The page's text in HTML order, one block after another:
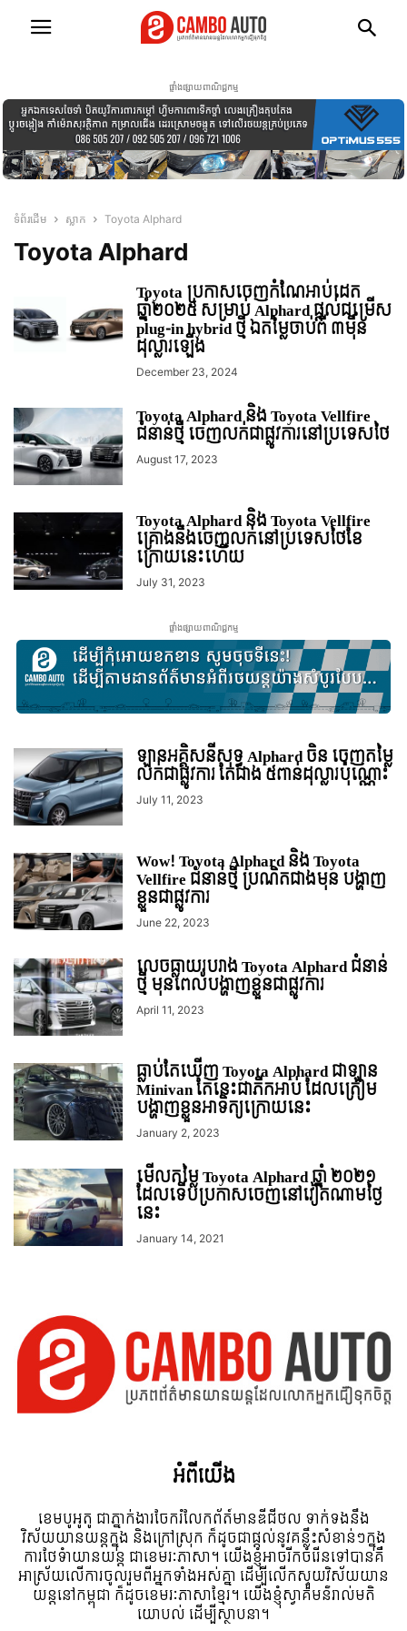
ផ្ទាំងផ្សាយពាណិជ្ជកម្ម
ទំព័រដើម ស្លាក Toyota Alphard
Toyota Alphard
Toyota ប្រកាសចេញកំណែអាប់ដេត
ឆ្នាំ២០២៥ សម្រាប់ Alphard ផ្តល់ជម្រើស
plug-in hybrid ថ្មី ឯតម្លៃចាប់ពី ៣មុឺន
ដុល្លារឡើង
December 23, 2024
Toyota Alphard និង Toyota Vellfire
ជំនាន់ថ្មី ចេញលក់ជាផ្លូវការនៅប្រទេសថៃ
August 17, 2023
Toyota Alphard និង Toyota Vellfire
គ្រោងនឹងចេញលក់នៅប្រទេសថៃខែ
ក្រោយនេះហើយ
July 31, 2023
ផ្ទាំងផ្សាយពាណិជ្ជកម្ម
ឡានអគ្គិសនីសុទ្ធ Alphard ចិន ចេញតម្លៃ
លក់ជាផ្លូវការ តែជាង ៥ពាន់ដុល្លារប៉ុណ្ណោះ
July 11, 2023
Wow! Toyota Alphard និង Toyota
Vellfire ជំនាន់ថ្មី ប្រណិតជាងមុន បង្ហាញ
ខ្លួនជាផ្លូវការ
June 22, 2023
លេចធ្លាយរូបរាង Toyota Alphard ជំនាន់
ថ្មី មុនពេលបង្ហាញខ្លួនជាផ្លូវការ
April 11, 2023
ធ្លាប់តែឃើញ Toyota Alphard ជាឡាន
Minivan តែនេះជាភីកអាប់ ដែលត្រៀម
បង្ហាញខ្លួនអាទិត្យក្រោយនេះ
January 2, 2023
មើលតម្លៃ Toyota Alphard ឆ្នាំ ២០២១
ដែលទើបប្រកាសចេញនៅវៀតណាមថ្ងៃ
នេះ
January 14, 2021
អំពី​យើង
ខេមបូអូតូ ជាភ្នាក់ងារចែករំលែកព័ត៍មានឌីជីថល ទាក់ទងនឹង
វិស័យយានយន្តក្នុង និងក្រៅស្រុក ក៏ដូចជាផ្តល់នូវគន្លឹះសំខាន់ៗក្នុង
ការថែទំាយានយន្ត ជាខេមរៈភាសា។ យើងខ្ញុំអាចរីកចំរើនទៅបានគឺ
អាស្រ័យលើការចូលរួមពីអ្នកទាំងអស់គ្នា ដើម្បីលើកស្ទួយវិស័យយាន
យន្តនៅកម្ពុជា ក៏ដូចខេមរៈភាសាខ្មែរ។ យើងខ្ញុំស្វាគមន៌រាល់មតិ
យោបល់ ដើម្បីស្ថាបនា។